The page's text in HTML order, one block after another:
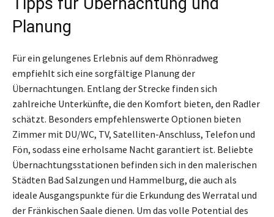
Planung
Für ein gelungenes Erlebnis auf dem Rhönradweg
empfiehlt sich eine sorgfältige Planung der
Übernachtungen. Entlang der Strecke finden sich
zahlreiche Unterkünfte, die den Komfort bieten, den Radler
schätzt. Besonders empfehlenswerte Optionen bieten
Zimmer mit DU/WC, TV, Satelliten-Anschluss, Telefon und
Fön, sodass eine erholsame Nacht garantiert ist. Beliebte
Übernachtungsstationen befinden sich in den malerischen
Städten Bad Salzungen und Hammelburg, die auch als
ideale Ausgangspunkte für die Erkundung des Werratal und
der Fränkischen Saale dienen. Um das volle Potential des